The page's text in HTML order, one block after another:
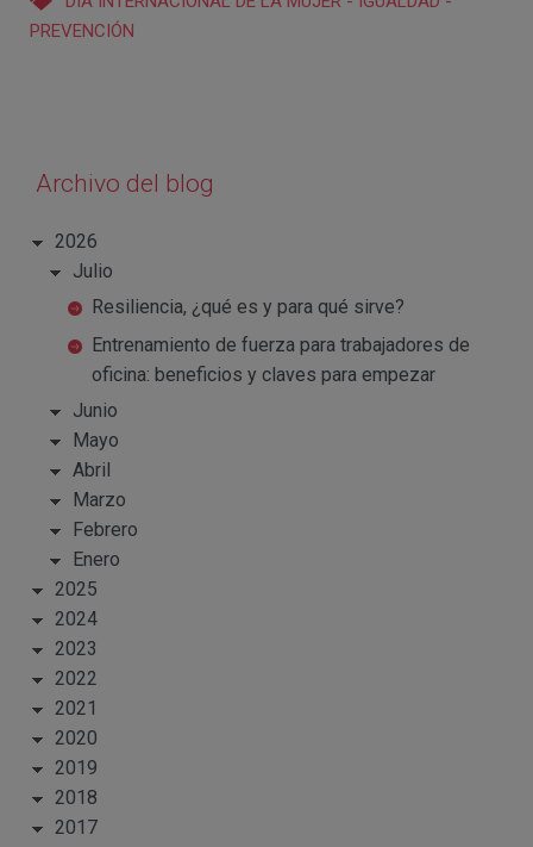
PREVENCIÓN
Archivo del blog
2026
Julio
Resiliencia, ¿qué es y para qué sirve?
Entrenamiento de fuerza para trabajadores de
oficina: beneficios y claves para empezar
Junio
Mayo
Abril
Marzo
Febrero
Enero
2025
2024
2023
2022
2021
2020
2019
2018
2017